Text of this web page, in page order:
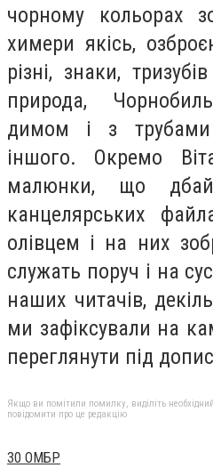
чорному кольорах
химери якісь,
різні, знаки,
природа,
димом і з трубами
іншого. Окремо
малюнки, що
канцелярських
олівцем і на них
служать поруч і на
наших читачів,
ми зафіксували на
переглянути під
Якщо ви помітили помилку, виділіть
повідомити про це редакцію
30 ОМБР